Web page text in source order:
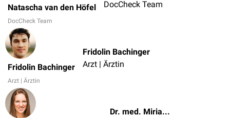
Natascha van den Höfel
DocCheck Team
DocCheck Team
Fridolin Bachinger
Arzt | Ärztin
Fridolin Bachinger
Arzt | Ärztin
Dr. med. Miriam Dodegge